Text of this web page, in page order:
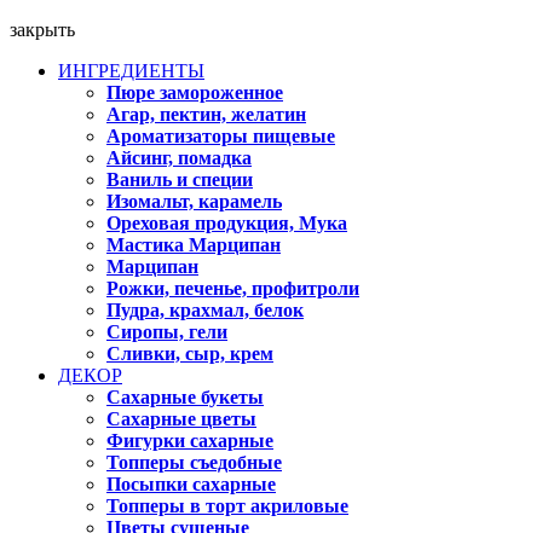
закрыть
ИНГРЕДИЕНТЫ
Пюре замороженное
Агар, пектин, желатин
Ароматизаторы пищевые
Айсинг, помадка
Ваниль и специи
Изомальт, карамель
Ореховая продукция, Мука
Мастика Марципан
Марципан
Рожки, печенье, профитроли
Пудра, крахмал, белок
Сиропы, гели
Сливки, сыр, крем
ДЕКОР
Сахарные букеты
Сахарные цветы
Фигурки сахарные
Топперы съедобные
Посыпки сахарные
Топперы в торт акриловые
Цветы сушеные